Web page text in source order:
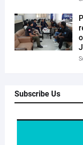
Subscribe Us